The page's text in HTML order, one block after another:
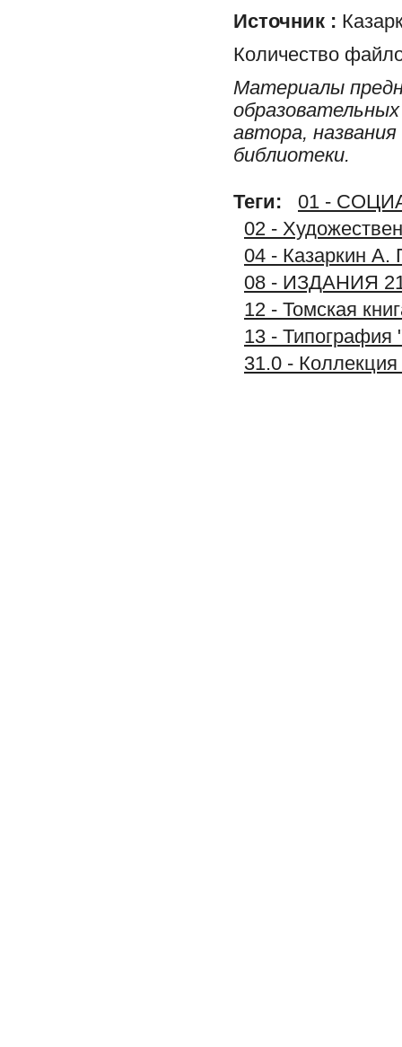
Источник :
Количество
Материалы
автора,
библиотеки.
Теги:
01 -
02 -
04 - Казаркин А.
08 - ИЗДАНИЯ
12 - Томская
13 -
31.0 -